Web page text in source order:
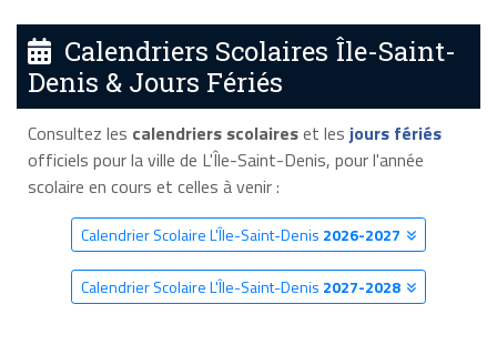
Calendriers Scolaires Île-Saint-
Denis & Jours Fériés
Consultez les calendriers scolaireset les jours fériés
officiels pour la ville de L'Île-Saint-Denis, pour l'année
scolaire en cours et celles à venir :
Calendrier Scolaire L'Île-Saint-Denis 2026-2027
Calendrier Scolaire L'Île-Saint-Denis 2027-2028